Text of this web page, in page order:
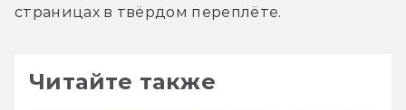
страницах в твёрдом переплёте.
Читайте также